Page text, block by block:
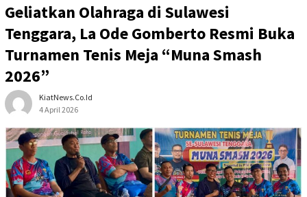
Geliatkan Olahraga di Sulawesi
Tenggara, La Ode Gomberto Resmi Buka
Turnamen Tenis Meja “Muna Smash
2026”
KiatNews.co.id
4 April 2026